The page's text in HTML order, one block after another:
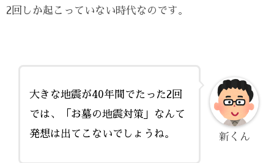
2回しか起こっていない時代なのです。
大きな地震が40年間でたった2回
では、「お墓の地震対策」なんて
発想は出てこないでしょうね。
新くん